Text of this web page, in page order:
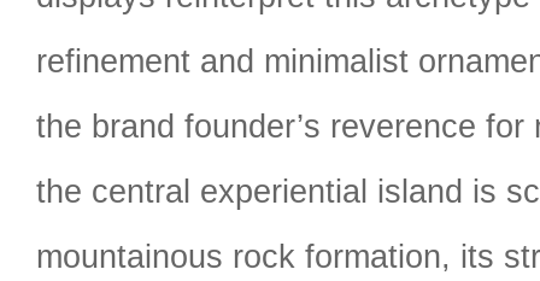
refinement and minimalist
the brand founder’s reverence
the central experiential island is
mountainous rock formation, its